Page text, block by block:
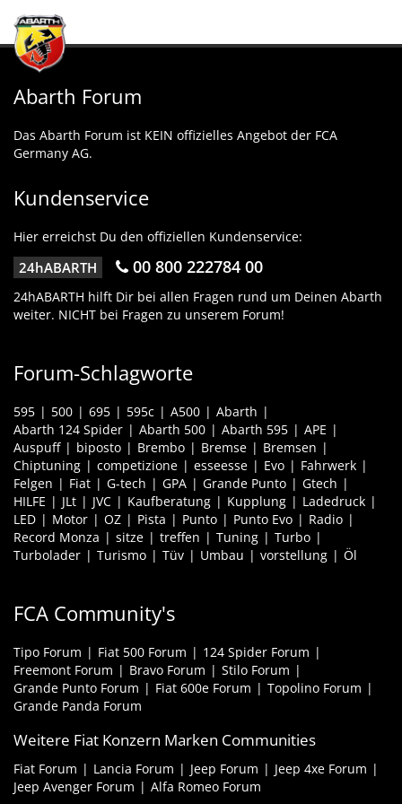
Abarth Forum
Das Abarth Forum ist KEIN offizielles Angebot der FCA
Germany AG.
Kundenservice
Hier erreichst Du den offiziellen Kundenservice:
24hABARTH 00 800 222784 00
24hABARTH hilft Dir bei allen Fragen rund um Deinen Abarth
weiter. NICHT bei Fragen zu unserem Forum!
Forum-Schlagworte
595 500 695 595c A500
Abarth
Abarth 124 Spider
Abarth 500 Abarth 595
APE
Auspuff
biposto Brembo Bremse
Bremsen
Chiptuning
competizione esseesse Evo
Fahrwerk
Felgen
Fiat G-tech GPA Grande Punto
Gtech
HILFE
JLt JVC Kaufberatung Kupplung
Ladedruck
LED
Motor OZ Pista Punto Punto Evo
Radio
Record Monza
sitze treffen Tuning
Turbo
Turbolader
Turismo Tüv Umbau vorstellung Öl
FCA Community's
Tipo Forum Fiat 500 Forum
124 Spider Forum
Freemont Forum
Bravo Forum
Stilo Forum
Grande Punto Forum
Fiat 600e Forum
Topolino Forum
Grande Panda Forum
Weitere Fiat Konzern Marken Communities
Fiat Forum Lancia Forum Jeep Forum
Jeep 4xe Forum
Jeep Avenger Forum
Alfa Romeo Forum